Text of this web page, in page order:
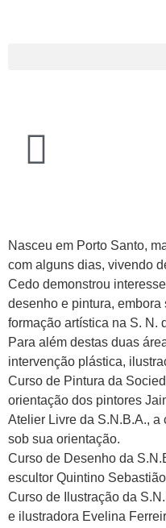
Nasceu em Porto Santo,
com alguns dias, vivendo
Cedo demonstrou
desenho e pintura,
formação artística na S. N.
Para além destas duas
intervenção plástica,
Curso de Pintura da
orientação dos pintores
Atelier Livre da S.N.B.A.,
sob sua orientação.
Curso de Desenho da
escultor Quintino
Curso de Ilustração da
e ilustradora Evelina